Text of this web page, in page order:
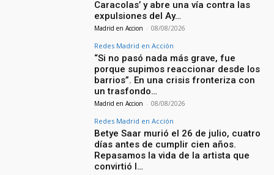
Caracolas’ y abre una vía contra las
expulsiones del Ay…
Madrid en Accion - 08/08/2026
Redes Madrid en Acción
“Si no pasó nada más grave, fue
porque supimos reaccionar desde los
barrios”. En una crisis fronteriza con
un trasfondo…
Madrid en Accion - 08/08/2026
Redes Madrid en Acción
Betye Saar murió el 26 de julio, cuatro
días antes de cumplir cien años.
Repasamos la vida de la artista que
convirtió l…